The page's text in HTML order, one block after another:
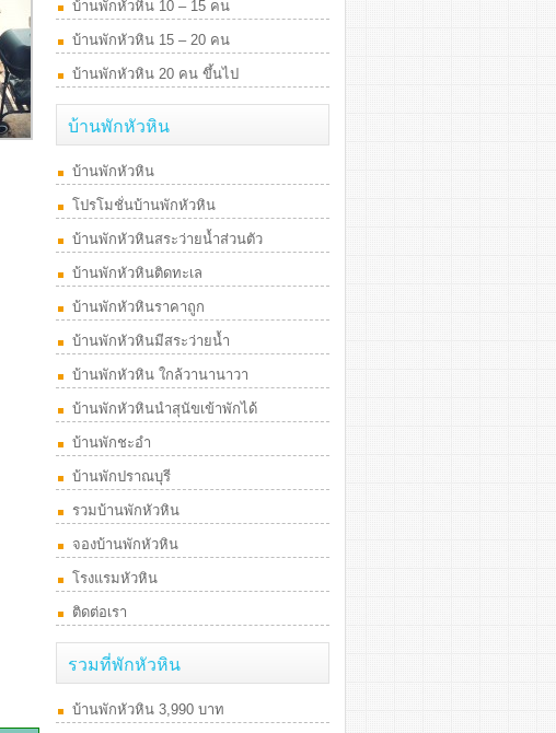
บ้านพักหัวหิน 10 – 15 คน
บ้านพักหัวหิน 15 – 20 คน
บ้านพักหัวหิน 20 คน ขึ้นไป
บ้านพักหัวหิน
บ้านพักหัวหิน
โปรโมชั่นบ้านพักหัวหิน
บ้านพักหัวหินสระว่ายน้ำส่วนตัว
บ้านพักหัวหินติดทะเล
บ้านพักหัวหินราคาถูก
บ้านพักหัวหินมีสระว่ายน้ำ
บ้านพักหัวหิน ใกล้วานานาวา
บ้านพักหัวหินนำสุนัขเข้าพักได้
บ้านพักชะอำ
บ้านพักปราณบุรี
รวมบ้านพักหัวหิน
จองบ้านพักหัวหิน
โรงแรมหัวหิน
ติดต่อเรา
รวมที่พักหัวหิน
บ้านพักหัวหิน 3,990 บาท